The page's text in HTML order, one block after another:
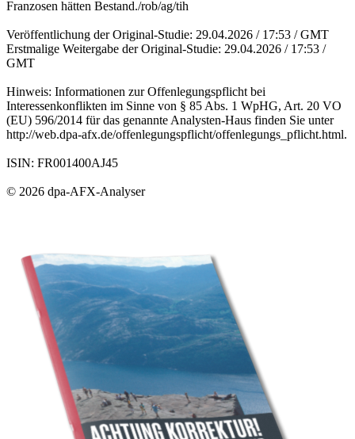
Franzosen hätten Bestand./rob/ag/tih
Veröffentlichung der Original-Studie: 29.04.2026 / 17:53 / GMT
Erstmalige Weitergabe der Original-Studie: 29.04.2026 / 17:53 /
GMT
Hinweis: Informationen zur Offenlegungspflicht bei
Interessenkonflikten im Sinne von § 85 Abs. 1 WpHG, Art. 20 VO
(EU) 596/2014 für das genannte Analysten-Haus finden Sie unter
http://web.dpa-afx.de/offenlegungspflicht/offenlegungs_pflicht.html.
ISIN: FR001400AJ45
© 2026 dpa-AFX-Analyser